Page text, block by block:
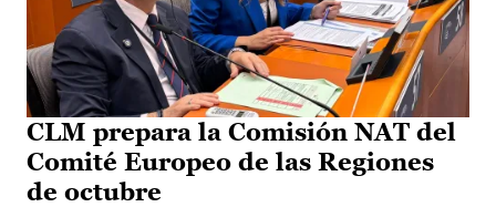
CLM prepara la Comisión NAT del
Comité Europeo de las Regiones
de octubre